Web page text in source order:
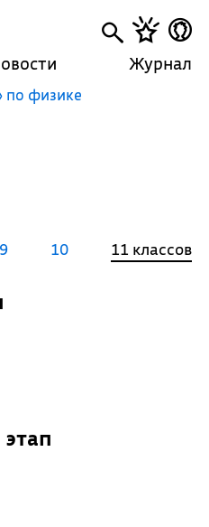
Журнал
по физике
9 10 11 классов